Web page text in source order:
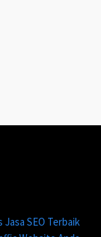
Jasa SEO Terbaik